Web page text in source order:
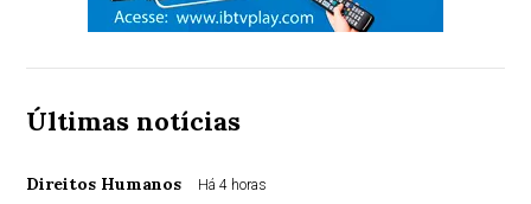
Últimas notícias
Direitos Humanos Há 4 horas